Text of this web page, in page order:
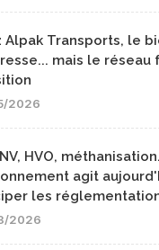
Alpak Transports, le
mais le réseau
2026
HVO,
agit
les
2026